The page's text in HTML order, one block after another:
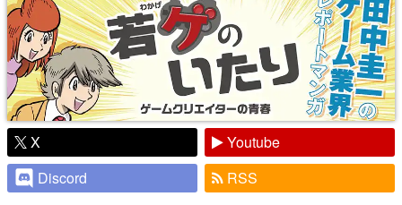
X
Youtube
Discord
RSS
ピックアップ